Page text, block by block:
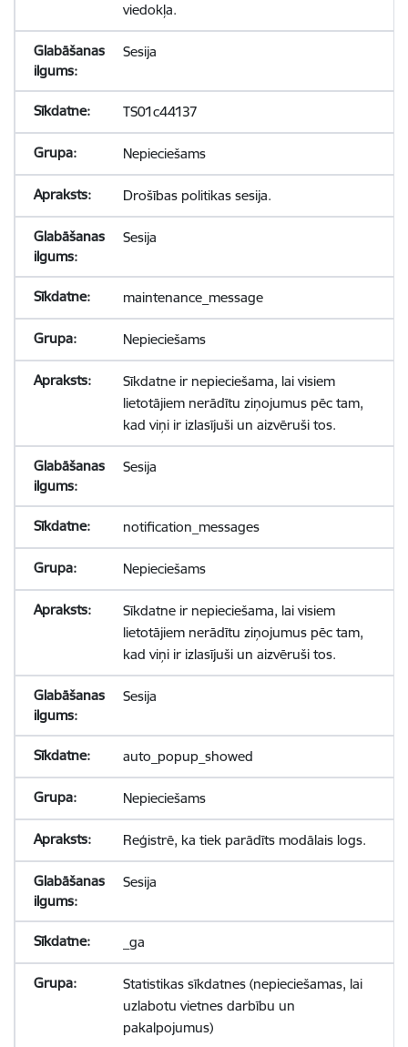
viedokļa.
Sesija
TS01c44137
Nepieciešams
Drošības politikas sesija.
Sesija
maintenance_message
Nepieciešams
Sīkdatne ir nepieciešama, lai visiem
lietotājiem nerādītu ziņojumus pēc tam,
kad viņi ir izlasījuši un aizvēruši tos.
Sesija
notification_messages
Nepieciešams
Sīkdatne ir nepieciešama, lai visiem
lietotājiem nerādītu ziņojumus pēc tam,
kad viņi ir izlasījuši un aizvēruši tos.
Sesija
auto_popup_showed
Nepieciešams
Reģistrē, ka tiek parādīts modālais logs.
Sesija
_ga
Statistikas sīkdatnes (nepieciešamas, lai
uzlabotu vietnes darbību un
pakalpojumus)